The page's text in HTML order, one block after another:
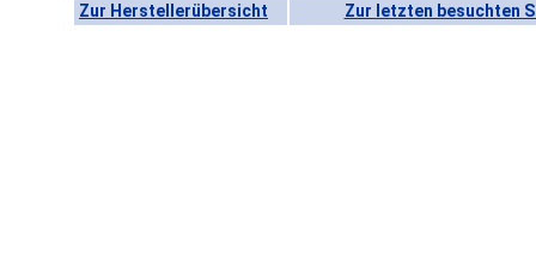
Zur Herstellerübersicht Zur letzten besuchten